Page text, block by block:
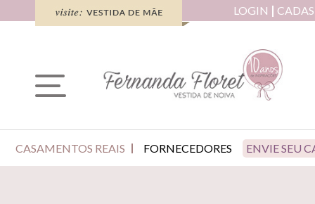
LOGIN
CASAMENTOS REAIS FORNECEDORES ENVIE SEU